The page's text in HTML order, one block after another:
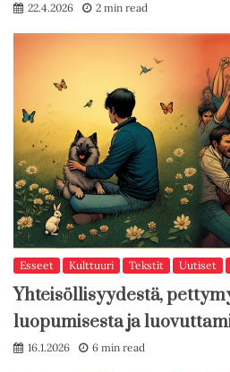
22.4.2026 2 min read
Esseet Kulttuuri Tekstit Uutiset
Yhteisöllisyydestä,
luopumisesta ja
16.1.2026 6 min read